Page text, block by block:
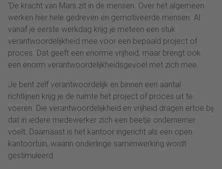
‘De kracht van Mars zit in de mensen. Over het algemeen
werken hier hele gedreven en gemotiveerde mensen. Al
vanaf je eerste werkdag krijg je meteen een stuk
verantwoordelijkheid mee voor een bepaald project of
proces. Dat geeft een enorme vrijheid, maar brengt ook
een enorm verantwoordelijkheidsgevoel met zich mee.
Je bent zelf verantwoordelijk en binnen een aantal
richtlijnen krijg je de ruimte het project of proces uit te
voeren. Die verantwoordelijkheid en vrijheid dragen ertoe bij
dat in iedere medewerker zich een beetje ondernemer
voelt. Daarnaast is het kantoor ingericht als een open
kantoortuin, waarin onderlinge samenwerking wordt
gestimuleerd.